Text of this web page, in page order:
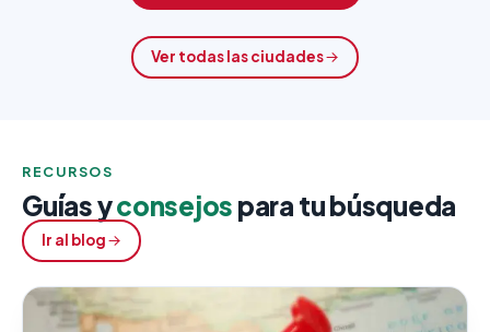
Ver todas las ciudades
RECURSOS
Guías yconsejos para tu búsqueda
Ir al blog